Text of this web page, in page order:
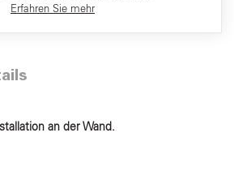
Erfahren Sie mehr
an der Wand.